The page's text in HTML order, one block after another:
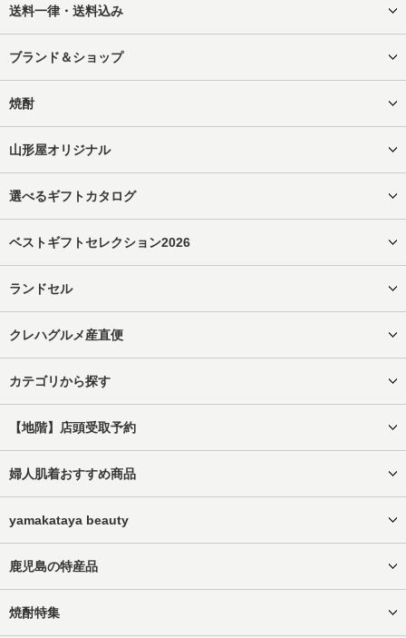
送料一律・送料込み
ブランド＆ショップ
焼酎
山形屋オリジナル
選べるギフトカタログ
ベストギフトセレクション2026
ランドセル
クレハグルメ産直便
カテゴリから探す
【地階】店頭受取予約
婦人肌着おすすめ商品
yamakataya beauty
鹿児島の特産品
焼酎特集